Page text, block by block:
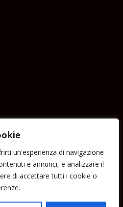
un'esperienza di navigazione
e annunci, e analizzare il
di accettare tutti i cookie o
- Eolmedia, via Zinzolo, 20 - 980555 -
giornaledilipari@gmail.com -
registrata al Tribunale di Barcellona